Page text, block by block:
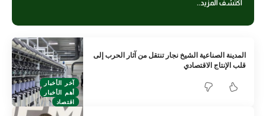
اكتشف المزيد..
آخر الأخبار
أهم الأخبار
اقتصاد
المدينة الصناعية الشيخ نجار تنتقل من آثار الحرب إلى
قلب الإنتاج الاقتصادي